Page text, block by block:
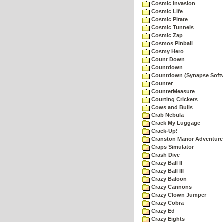
Cosmic Invasion
Cosmic Life
Cosmic Pirate
Cosmic Tunnels
Cosmic Zap
Cosmos Pinball
Cosmy Hero
Count Down
Countdown
Countdown (Synapse
Counter
CounterMeasure
Courting Crickets
Cows and Bulls
Crab Nebula
Crack My Luggage
Crack-Up!
Cranston Manor Adventure
Craps Simulator
Crash Dive
Crazy Ball II
Crazy Ball III
Crazy Baloon
Crazy Cannons
Crazy Clown Jumper
Crazy Cobra
Crazy Ed
Crazy Eights